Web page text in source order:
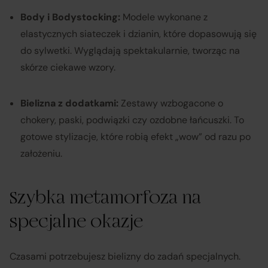
Body i Bodystocking: Modele wykonane z
elastycznych siateczek i dzianin, które dopasowują się
do sylwetki. Wyglądają spektakularnie, tworząc na
skórze ciekawe wzory.
Bielizna z dodatkami: Zestawy wzbogacone o
chokery, paski, podwiązki czy ozdobne łańcuszki. To
gotowe stylizacje, które robią efekt „wow” od razu po
założeniu.
Szybka metamorfoza na
specjalne okazje
Czasami potrzebujesz bielizny do zadań specjalnych.